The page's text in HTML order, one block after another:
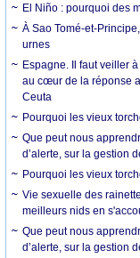
El Niño : pourquoi des
À Sao Tomé-et-
urnes
Espagne. Il faut veiller
au cœur de la réponse
Ceuta
Pourquoi les vieux
Que peut nous
d’alerte, sur la gestion
Pourquoi les vieux
Vie sexuelle des
meilleurs nids en
Que peut nous
d’alerte, sur la gestion